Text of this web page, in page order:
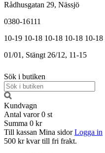
Rådhusgatan 29, Nässjö
0380-16111
10-19 10-18 10-18 10-18 10-18
01/01, Stängt 26/12, 11-15
Sök i butiken
Kundvagn
Antal varor 0 st
Summa 0 kr
Till kassan Mina sidor Logga in
500 kr kvar till fri frakt.